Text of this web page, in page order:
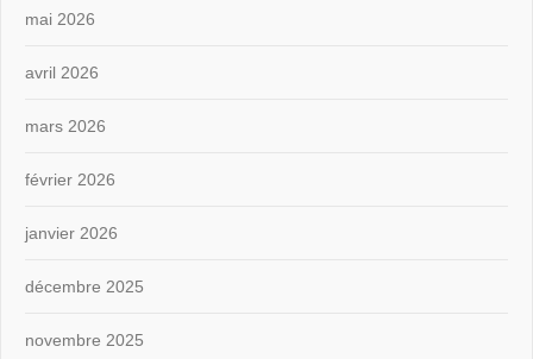
mai 2026
avril 2026
mars 2026
février 2026
janvier 2026
décembre 2025
novembre 2025